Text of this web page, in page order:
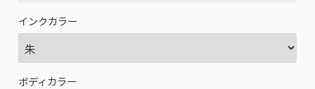
インクカラー
ボディカラー